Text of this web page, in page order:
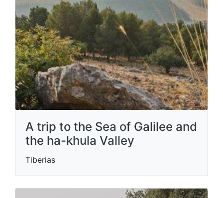
A trip to the Sea of ​​Galilee and
the ha-khula Valley
Tiberias